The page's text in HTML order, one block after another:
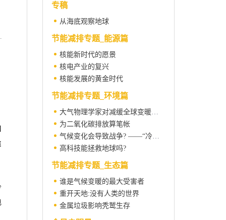
专稿
从海底观察地球
节能减排专题_能源篇
核能新时代的愿景
核电产业的复兴
核能发展的黄金时代
节能减排专题_环境篇
大气物理学家对减缓全球变暖的呼吁 ——IPCC前科学评估主席约翰·霍顿访谈录
为二氧化碳排放算笔帐
气候变化会导致战争? ——“冷战”的全新解释
高科技能拯救地球吗?
节能减排专题_生态篇
谁是气候变暖的最大受害者
重开天地:没有人类的世界
金属垃圾影响秃鹫生存